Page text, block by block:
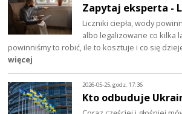
Zapytaj eksperta -
Liczniki ciepła, wody
albo legalizowane co kilka
powinniśmy to robić, ile to kosztuje i co się
więcej
2026-05-25, godz. 17:36
Kto odbuduje